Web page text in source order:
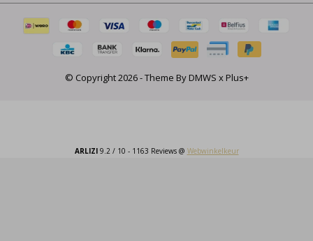
© Copyright2026- Theme ByDMWS x Plus+
ARLIZI9.2 / 10 - 1163 Reviews @ Webwinkelkeur